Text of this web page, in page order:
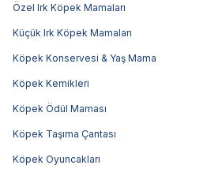
Özel Irk Köpek Mamaları
Küçük Irk Köpek Mamaları
Köpek Konservesi & Yaş Mama
Köpek Kemikleri
Köpek Ödül Maması
Köpek Taşıma Çantası
Köpek Oyuncakları